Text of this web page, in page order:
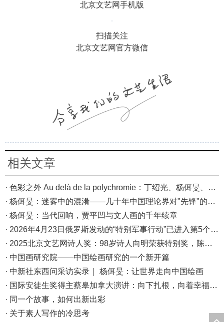
北京文艺网手机版
扫描关注
北京文艺网官方微信
相关文章
· 色彩之外 Au delà de la polychromie：丁绍光、杨佴旻、Alain Cardenas·Castro巴黎展
· 杨佴旻：迷雾中的混淆——几十年中国理论界对"先锋"的误读，对创作的误导
· 杨佴旻：当代回响，贾平凹与文人画的千年续章
· 2026年4月23日俄罗斯发动的“特别军事行动”已进入第5个年头，俄乌局势最新综述
· 2025北京文艺网诗人奖：98岁诗人向明荣获特别奖，陈东东荣获诗人奖，茱萸荣获年度诗人奖！
· 中国画研究院——中国绘画研究的一个新开篇
· 中新社东西问采访实录｜ 杨佴旻：让世界走向中国绘画
· 国际安徒生奖得主蔡皋加拿大演讲：向下扎根，向着幸福奔跑
· 同一个故事，如何出新出彩
· 关于素人写作的冷思考